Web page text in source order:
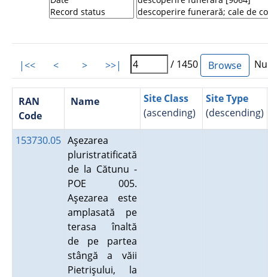
|<< < > >>| / 1450
RAN
Code
Name
Site Class
(ascending)
Site Type
(descending)
153730.05 Aşezarea
pluristratificată
de la Cătunu -
POE 005.
Aşezarea este
amplasată pe
terasa înaltă
de pe partea
stângă a văii
Pietrişului, la